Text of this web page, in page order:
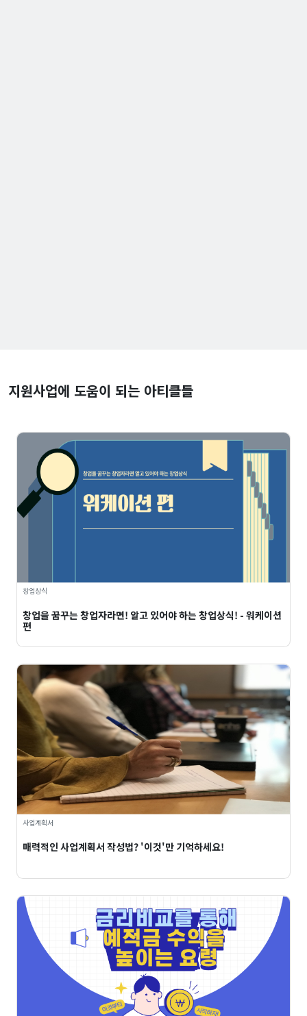
지원사업에 도움이 되는 아티클들
창업상식
창업을 꿈꾸는 창업자라면! 알고 있어야 하는 창업상식! - 워케이션
편
사업계획서
매력적인 사업계획서 작성법? '이것'만 기억하세요!